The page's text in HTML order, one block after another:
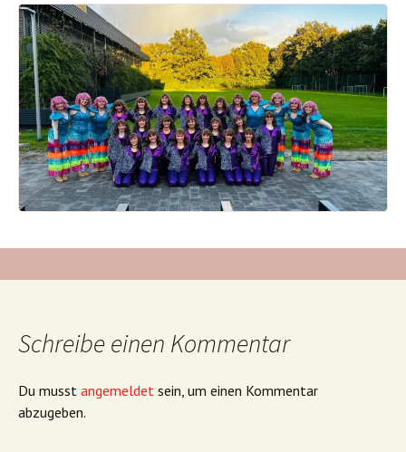
Schreibe einen Kommentar
Du musst angemeldet sein, um einen Kommentar
abzugeben.